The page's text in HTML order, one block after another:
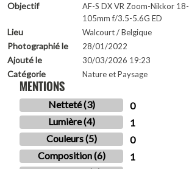
Objectif
AF-S DX VR Zoom-Nikkor 18-
105mm f/3.5-5.6G ED
Lieu Walcourt / Belgique
Photographié le 28/01/2022
Ajouté le 30/03/2026 19:23
Catégorie Nature et Paysage
MENTIONS
Netteté (3)
0
Lumière (4)
1
Couleurs (5)
0
Composition (6)
1